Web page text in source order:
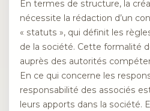
En termes de structure, la
nécessite la rédaction d’un
« statuts », qui définit les
de la société. Cette formalité
auprès des autorités
En ce qui concerne les
responsabilité des associés
leurs apports dans la société.